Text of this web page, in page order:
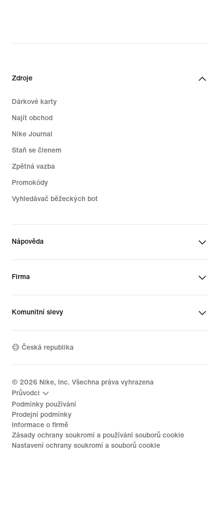
Zdroje
Dárkové karty
Najít obchod
Nike Journal
Staň se členem
Zpětná vazba
Promokódy
Vyhledávač běžeckých bot
Nápověda
Firma
Komunitní slevy
Česká republika
© 2026 Nike, Inc. Všechna práva vyhrazena
Průvodci
Podmínky používání
Prodejní podmínky
Informace o firmě
Zásady ochrany soukromí a používání souborů cookie
Nastavení ochrany soukromí a souborů cookie